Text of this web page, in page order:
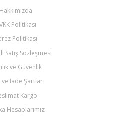
Hakkımızda
Politikası
Politikası
Satış Sözleşmesi
ve Güvenlik
İade Şartları
Kargo
Hesaplarımız